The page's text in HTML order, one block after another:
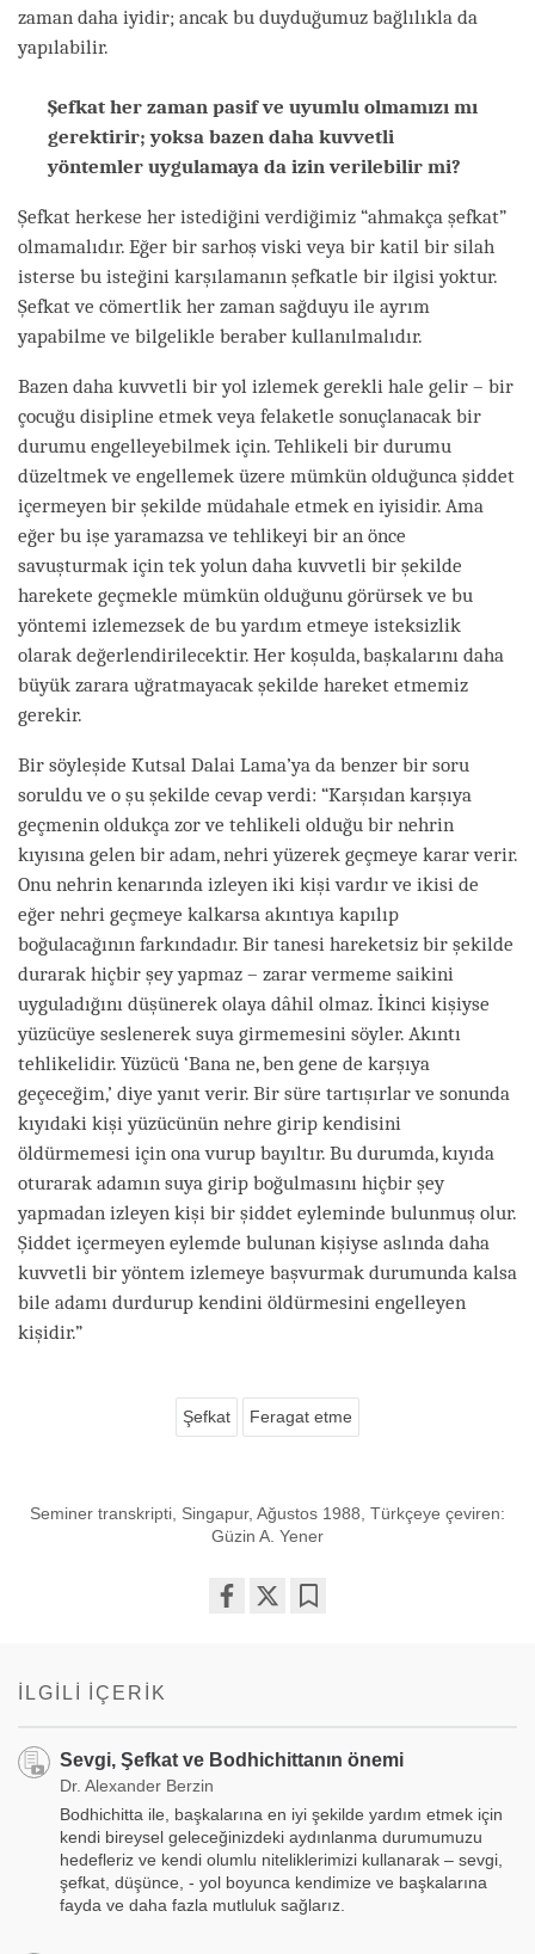
zaman daha iyidir; ancak bu duyduğumuz bağlılıkla da
yapılabilir.
Şefkat her zaman pasif ve uyumlu olmamızı mı
gerektirir; yoksa bazen daha kuvvetli
yöntemler uygulamaya da izin verilebilir mi?
Şefkat herkese her istediğini verdiğimiz “ahmakça şefkat”
olmamalıdır. Eğer bir sarhoş viski veya bir katil bir silah
isterse bu isteğini karşılamanın şefkatle bir ilgisi yoktur.
Şefkat ve cömertlik her zaman sağduyu ile ayrım
yapabilme ve bilgelikle beraber kullanılmalıdır.
Bazen daha kuvvetli bir yol izlemek gerekli hale gelir – bir
çocuğu disipline etmek veya felaketle sonuçlanacak bir
durumu engelleyebilmek için. Tehlikeli bir durumu
düzeltmek ve engellemek üzere mümkün olduğunca şiddet
içermeyen bir şekilde müdahale etmek en iyisidir. Ama
eğer bu işe yaramazsa ve tehlikeyi bir an önce
savuşturmak için tek yolun daha kuvvetli bir şekilde
harekete geçmekle mümkün olduğunu görürsek ve bu
yöntemi izlemezsek de bu yardım etmeye isteksizlik
olarak değerlendirilecektir. Her koşulda, başkalarını daha
büyük zarara uğratmayacak şekilde hareket etmemiz
gerekir.
Bir söyleşide Kutsal Dalai Lama’ya da benzer bir soru
soruldu ve o şu şekilde cevap verdi: “Karşıdan karşıya
geçmenin oldukça zor ve tehlikeli olduğu bir nehrin
kıyısına gelen bir adam, nehri yüzerek geçmeye karar verir.
Onu nehrin kenarında izleyen iki kişi vardır ve ikisi de
eğer nehri geçmeye kalkarsa akıntıya kapılıp
boğulacağının farkındadır. Bir tanesi hareketsiz bir şekilde
durarak hiçbir şey yapmaz – zarar vermeme saikini
uyguladığını düşünerek olaya dâhil olmaz. İkinci kişiyse
yüzücüye seslenerek suya girmemesini söyler. Akıntı
tehlikelidir. Yüzücü ‘Bana ne, ben gene de karşıya
geçeceğim,’ diye yanıt verir. Bir süre tartışırlar ve sonunda
kıyıdaki kişi yüzücünün nehre girip kendisini
öldürmemesi için ona vurup bayıltır. Bu durumda, kıyıda
oturarak adamın suya girip boğulmasını hiçbir şey
yapmadan izleyen kişi bir şiddet eyleminde bulunmuş olur.
Şiddet içermeyen eylemde bulunan kişiyse aslında daha
kuvvetli bir yöntem izlemeye başvurmak durumunda kalsa
bile adamı durdurup kendini öldürmesini engelleyen
kişidir.”
Şefkat Feragat etme
Seminer transkripti, Singapur, Ağustos 1988, Türkçeye çeviren:
Güzin A. Yener
İLGILI İÇERIK
Sevgi, Şefkat ve Bodhichittanın önemi
Dr. Alexander Berzin
Bodhichitta ile, başkalarına en iyi şekilde yardım etmek için
kendi bireysel geleceğinizdeki aydınlanma durumumuzu
hedefleriz ve kendi olumlu niteliklerimizi kullanarak – sevgi,
şefkat, düşünce, - yol boyunca kendimize ve başkalarına
fayda ve daha fazla mutluluk sağlarız.